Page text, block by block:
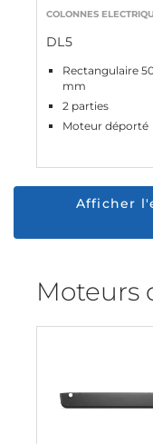
COLONNES
DL5
Rectangulaire
mm
2 parties
Moteur déporté
Afficher
Moteurs